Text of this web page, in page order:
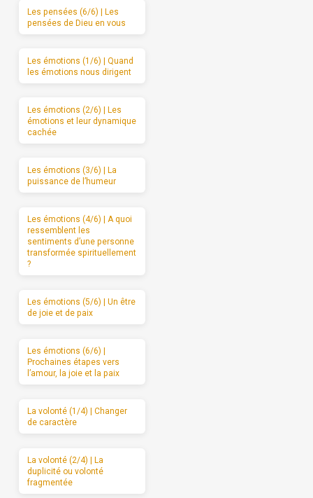
Les pensées (6/6) | Les
pensées de Dieu en vous
Les émotions (1/6) | Quand
les émotions nous dirigent
Les émotions (2/6) | Les
émotions et leur dynamique
cachée
Les émotions (3/6) | La
puissance de l’humeur
Les émotions (4/6) | A quoi
ressemblent les
sentiments d’une personne
transformée spirituellement
?
Les émotions (5/6) | Un être
de joie et de paix
Les émotions (6/6) |
Prochaines étapes vers
l’amour, la joie et la paix
La volonté (1/4) | Changer
de caractère
La volonté (2/4) | La
duplicité ou volonté
fragmentée